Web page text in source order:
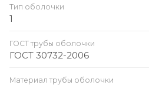
Тип оболочки
1
ГОСТ трубы оболочки
ГОСТ 30732-2006
Материал трубы оболочки